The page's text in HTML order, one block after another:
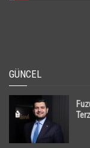
GÜNCEL